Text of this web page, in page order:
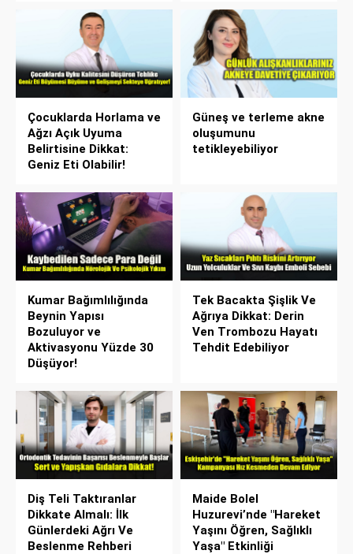
Çocuklarda Horlama ve
Ağzı Açık Uyuma
Belirtisine Dikkat:
Geniz Eti Olabilir!
Güneş ve terleme akne
oluşumunu
tetikleyebiliyor
Kumar Bağımlılığında
Beynin Yapısı
Bozuluyor ve
Aktivasyonu Yüzde 30
Düşüyor!
Tek Bacakta Şişlik Ve
Ağrıya Dikkat: Derin
Ven Trombozu Hayatı
Tehdit Edebiliyor
Diş Teli Taktıranlar
Dikkate Almalı: İlk
Günlerdeki Ağrı Ve
Beslenme Rehberi
Maide Bolel
Huzurevi’nde "Hareket
Yaşını Öğren, Sağlıklı
Yaşa" Etkinliği